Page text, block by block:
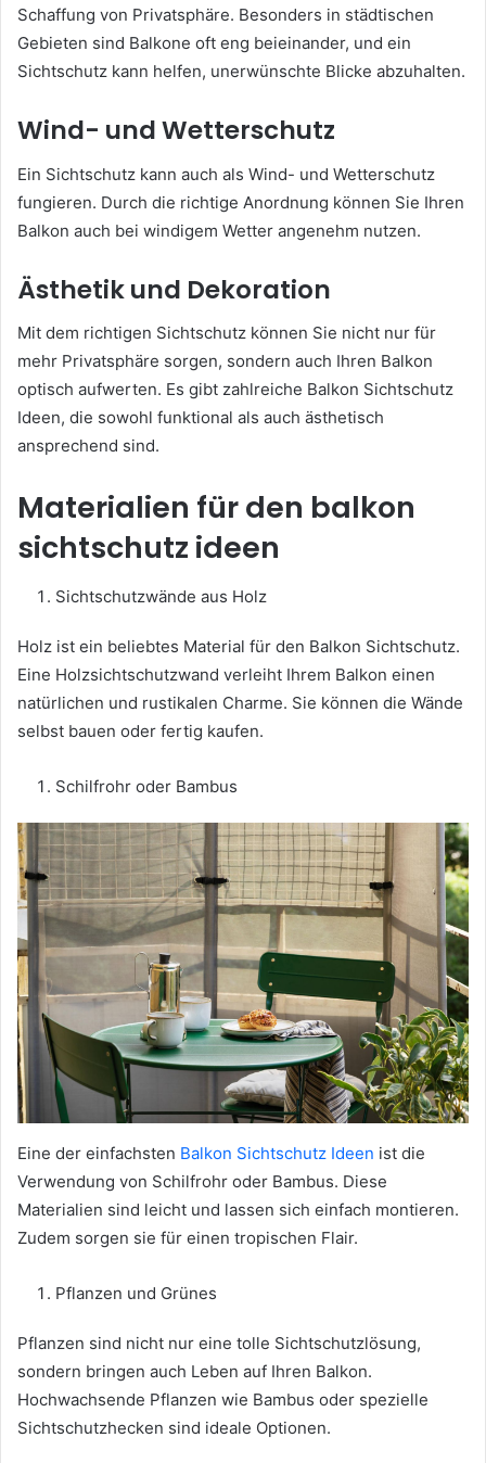
Schaffung von Privatsphäre. Besonders in städtischen
Gebieten sind Balkone oft eng beieinander, und ein
Sichtschutz kann helfen, unerwünschte Blicke abzuhalten.
Wind- und Wetterschutz
Ein Sichtschutz kann auch als Wind- und Wetterschutz
fungieren. Durch die richtige Anordnung können Sie Ihren
Balkon auch bei windigem Wetter angenehm nutzen.
Ästhetik und Dekoration
Mit dem richtigen Sichtschutz können Sie nicht nur für
mehr Privatsphäre sorgen, sondern auch Ihren Balkon
optisch aufwerten. Es gibt zahlreiche Balkon Sichtschutz
Ideen, die sowohl funktional als auch ästhetisch
ansprechend sind.
Materialien für den balkon
sichtschutz ideen
Sichtschutzwände aus Holz
Holz ist ein beliebtes Material für den Balkon Sichtschutz.
Eine Holzsichtschutzwand verleiht Ihrem Balkon einen
natürlichen und rustikalen Charme. Sie können die Wände
selbst bauen oder fertig kaufen.
Schilfrohr oder Bambus
Eine der einfachsten Balkon Sichtschutz Ideen ist die
Verwendung von Schilfrohr oder Bambus. Diese
Materialien sind leicht und lassen sich einfach montieren.
Zudem sorgen sie für einen tropischen Flair.
Pflanzen und Grünes
Pflanzen sind nicht nur eine tolle Sichtschutzlösung,
sondern bringen auch Leben auf Ihren Balkon.
Hochwachsende Pflanzen wie Bambus oder spezielle
Sichtschutzhecken sind ideale Optionen.